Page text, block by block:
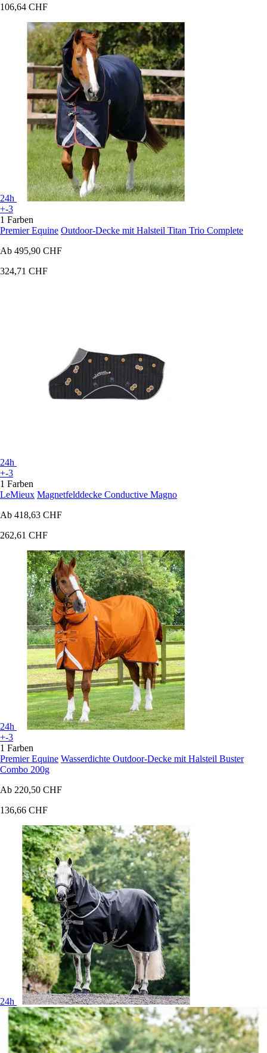
106,64 CHF
24h
+-3
1 Farben
Premier Equine Outdoor-Decke mit Halsteil Titan Trio Complete
Ab 495,90 CHF
324,71 CHF
24h
+-3
1 Farben
LeMieux Magnetfelddecke Conductive Magno
Ab 418,63 CHF
262,61 CHF
24h
+-3
1 Farben
Premier Equine Wasserdichte Outdoor-Decke mit Halsteil Buster
Combo 200g
Ab 220,50 CHF
136,66 CHF
24h